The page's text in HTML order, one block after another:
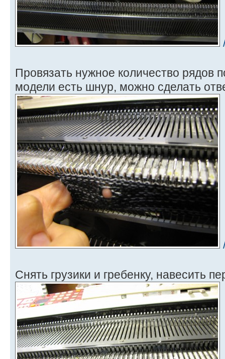
Провязать нужное количество рядов
модели есть шнур, можно сделать
Снять грузики и гребенку, навесить